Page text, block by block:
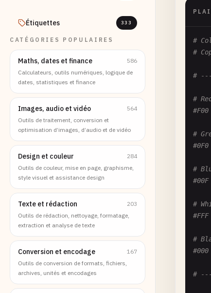
Étiquettes 333
CATÉGORIES POPULAIRES
Maths, dates et finance
586
Calculateurs, outils numériques, logique de
dates, statistiques et finance
Images, audio et vidéo
564
Outils de traitement, conversion et
optimisation d’images, d’audio et de vidéo
Design et couleur
284
Outils de couleur, mise en page, graphisme,
style visuel et assistance design
Texte et rédaction
203
Outils de rédaction, nettoyage, formatage,
extraction et analyse de texte
Conversion et encodage
167
Outils de conversion de formats, fichiers,
archives, unités et encodages
#
#
# ---
#
#F00
#
#0F0
#
#00F
#
#FFF
#
#000
# ---